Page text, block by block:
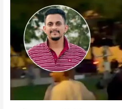
নিক্ষেপ-
মারধর